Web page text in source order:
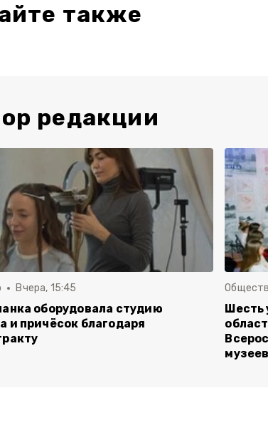
также
редакции
Вчера, 15:45
оборудовала студию
и причёсок благодаря
Шесть
музеев